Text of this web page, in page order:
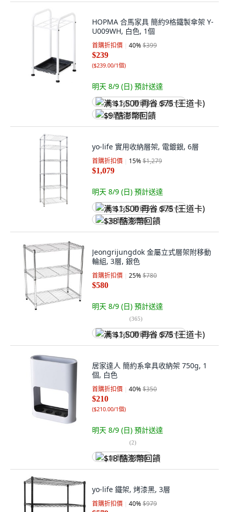
HOPMA 合馬家具 簡約9格鐵製傘架 Y-
U009WH, 白色, 1個
首購折扣價 40%$399
$239
($239.00/1個)
明天 8/9 (日) 預計送達
满 $1,500 再省 $75 (王道卡)
$9 酷澎幣回饋
yo-life 實用收納層架, 電鍍銀, 6層
首購折扣價 15%$1,279
$1,079
明天 8/9 (日) 預計送達
满 $1,500 再省 $75 (王道卡)
$38 酷澎幣回饋
Jeongrijungdok 金屬立式層架附移動
輪組, 3層, 銀色
首購折扣價 25%$780
$580
明天 8/9 (日) 預計送達
(365)
满 $1,500 再省 $75 (王道卡)
居家達人 簡約系傘具收納架 750g, 1
個, 白色
首購折扣價 40%$350
$210
($210.00/1個)
明天 8/9 (日) 預計送達
(2)
$18 酷澎幣回饋
yo-life 鐵架, 烤漆黑, 3層
首購折扣價 40%$979